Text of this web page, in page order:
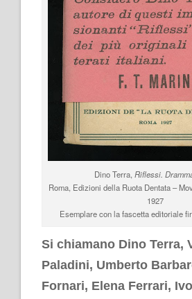
Dino Terra,Riflessi.
Roma, Edizioni della Ruota Dentata –
1927
Esemplare con la fascetta editoriale
Si chiamano Dino Terra,
Paladini, Umberto
Fornari, Elena Ferrari,